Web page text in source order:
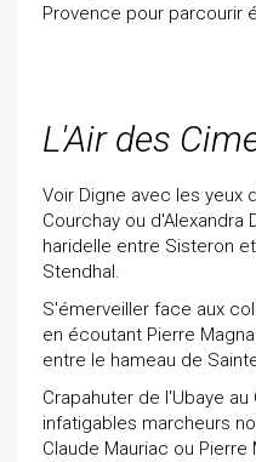
Provence pour parcourir
L'Air des
Voir Digne avec les yeux
Courchay ou d'Alexandra
haridelle entre Sisteron
Stendhal.
S'émerveiller face aux
en écoutant Pierre
entre le hameau de
Crapahuter de l'Ubaye
infatigables marcheurs
Claude Mauriac ou Pierre